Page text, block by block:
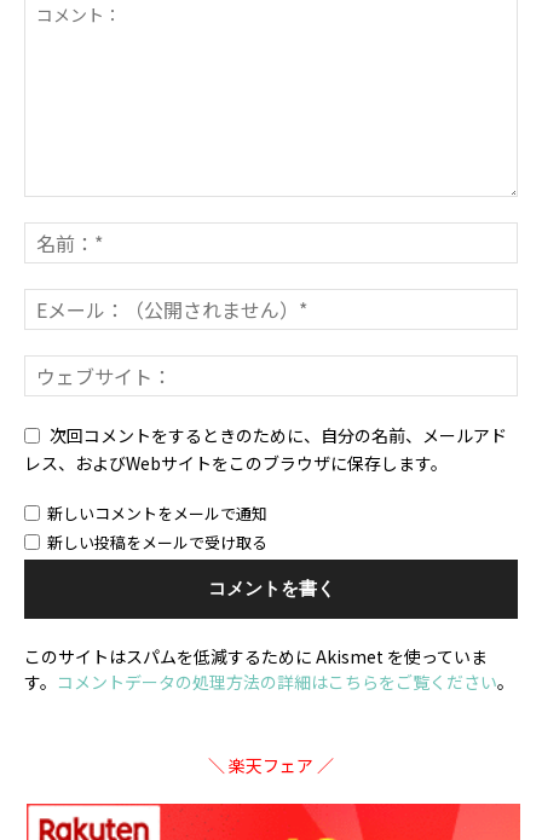
次回コメントをするときのために、自分の名前、メールアド
レス、およびWebサイトをこのブラウザに保存します。
新しいコメントをメールで通知
新しい投稿をメールで受け取る
このサイトはスパムを低減するために Akismet を使っていま
す。 コメントデータの処理方法の詳細はこちらをご覧ください。
＼ 楽天フェア ／